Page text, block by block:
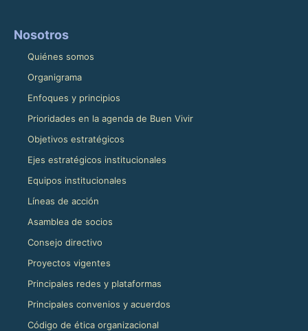
Nosotros
Quiénes somos
Organigrama
Enfoques y principios
Prioridades en la agenda de Buen Vivir
Objetivos estratégicos
Ejes estratégicos institucionales
Equipos institucionales
Líneas de acción
Asamblea de socios
Consejo directivo
Proyectos vigentes
Principales redes y plataformas
Principales convenios y acuerdos
Código de ética organizacional